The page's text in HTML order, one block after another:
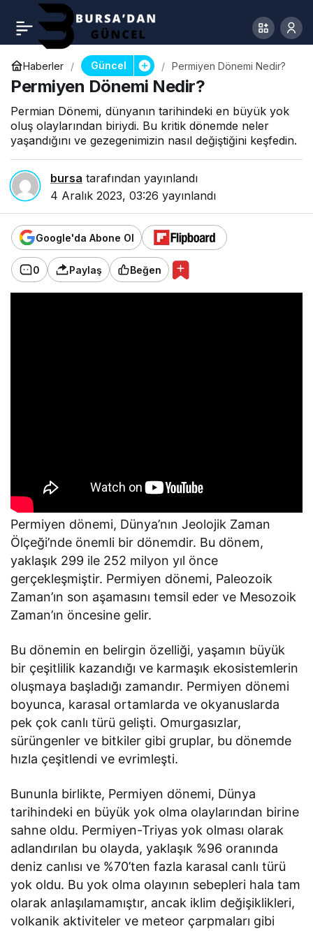
Haberler Güncel Permiyen Dönemi Nedir?
Permiyen Dönemi Nedir?
Permian Dönemi, dünyanın tarihindeki en büyük yok
oluş olaylarından biriydi. Bu kritik dönemde neler
yaşandığını ve gezegenimizin nasıl değiştiğini keşfedin.
bursa tarafından yayınlandı
4 Aralık 2023, 03:26 yayınlandı
Google'da Abone Ol
0 Paylaş Beğen
Permiyen dönemi, Dünya’nın Jeolojik Zaman
Ölçeği’nde önemli bir dönemdir. Bu dönem,
yaklaşık 299 ile 252 milyon yıl önce
gerçekleşmiştir. Permiyen dönemi, Paleozoik
Zaman’ın son aşamasını temsil eder ve Mesozoik
Zaman’ın öncesine gelir.
Bu dönemin en belirgin özelliği, yaşamın büyük
bir çeşitlilik kazandığı ve karmaşık ekosistemlerin
oluşmaya başladığı zamandır. Permiyen dönemi
boyunca, karasal ortamlarda ve okyanuslarda
pek çok canlı türü gelişti. Omurgasızlar,
sürüngenler ve bitkiler gibi gruplar, bu dönemde
hızla çeşitlendi ve evrimleşti.
Bununla birlikte, Permiyen dönemi, Dünya
tarihindeki en büyük yok olma olaylarından birine
sahne oldu. Permiyen-Triyas yok olması olarak
adlandırılan bu olayda, yaklaşık %96 oranında
deniz canlısı ve %70’ten fazla karasal canlı türü
yok oldu. Bu yok olma olayının sebepleri hala tam
olarak anlaşılamamıştır, ancak iklim değişiklikleri,
volkanik aktiviteler ve meteor çarpmaları gibi